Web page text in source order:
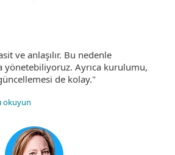
ve anlaşılır. Bu nedenle
yönetebiliyoruz. Ayrıca kurulumu,
de kolay."
okuyun